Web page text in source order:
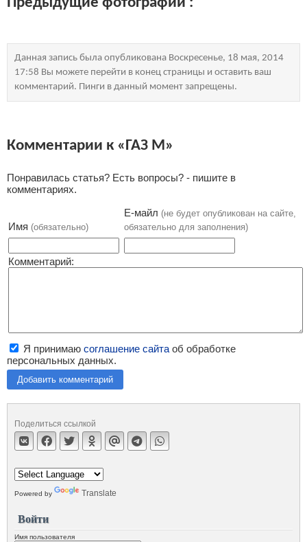
Данная запись была опубликована Воскресенье, 18 мая, 2014
17:58 Вы можете перейти в конец страницы и оставить ваш
комментарий. Пинги в данный момент запрещены.
Комментарии к «ГАЗ М»
Понравилась статья? Есть вопросы? - пишите в
комментариях.
Имя (обязательно)
Е-майл (не будет опубликован на сайте,
обязательно для заполнения)
Комментарий:
Я принимаю соглашение сайтаоб обработке
персональных данных.
Добавить комментарий
Поделиться ссылкой
Powered by Translate
Войти
Имя пользователя